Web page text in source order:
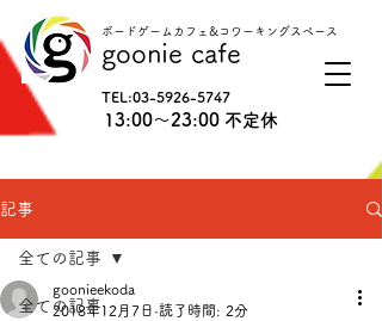
ボードゲームカフェ&コワーキングスペース
goonie cafe
TEL:03-5926-5747
13:00〜23:00 不定休
記事
全ての記事
全ての記事
goonieekoda
2018年12月7日 読了時間: 2分